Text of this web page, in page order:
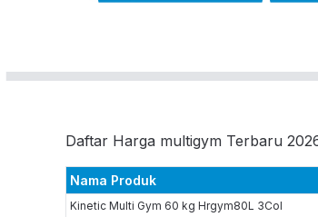
Daftar Harga multigym Terbaru
Nama Produk
Kinetic Multi Gym 60 kg Hrgym80L 3Col